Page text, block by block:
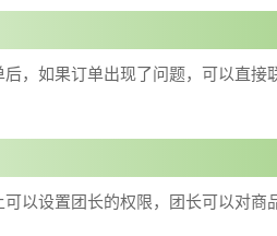
后，如果订单出现了问题，可以直
可以设置团长的权限，团长可以对